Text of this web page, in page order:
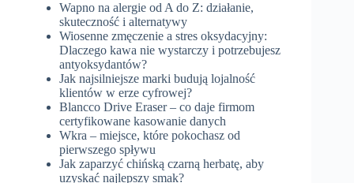
Wapno na alergie od A do Z: działanie,
skuteczność i alternatywy
Wiosenne zmęczenie a stres oksydacyjny:
Dlaczego kawa nie wystarczy i potrzebujesz
antyoksydantów?
Jak najsilniejsze marki budują lojalność
klientów w erze cyfrowej?
Blancco Drive Eraser – co daje firmom
certyfikowane kasowanie danych
Wkra – miejsce, które pokochasz od
pierwszego spływu
Jak zaparzyć chińską czarną herbatę, aby
uzyskać najlepszy smak?